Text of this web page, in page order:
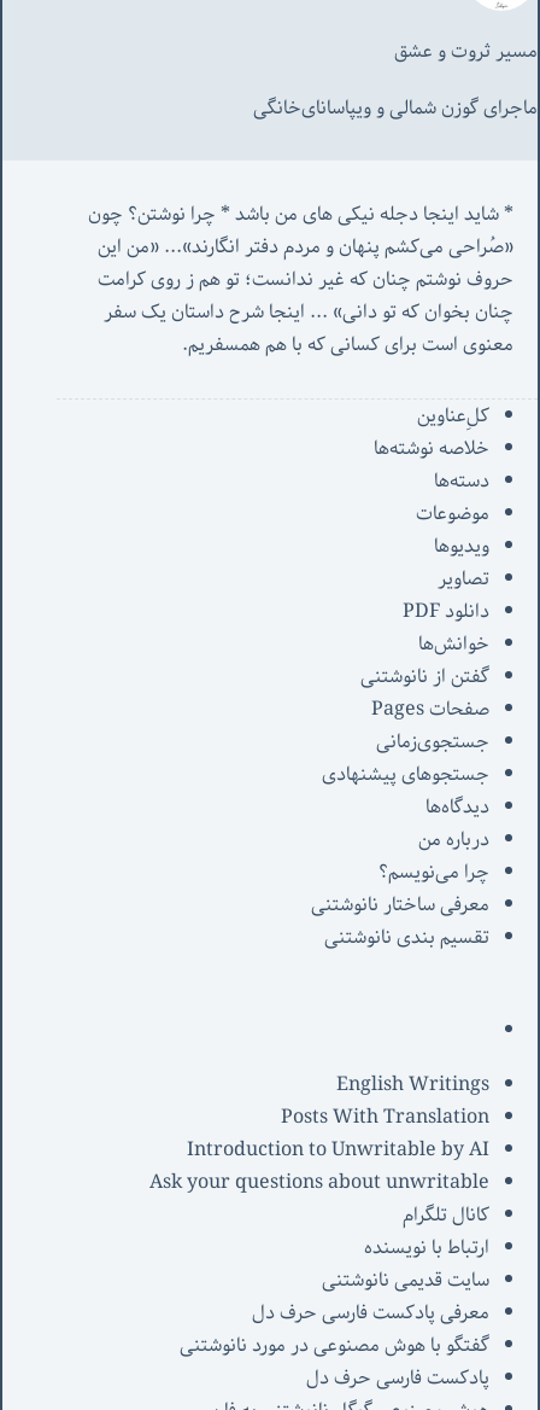
مسیر ثروت و عشق
ماجرای گوزن شمالی و‌ ویپاسانای‌خانگی
«صُراحی می‌کشم پنهان‌ و مردم‌ دفتر انگارند»... «
چنان بخوان که تو دانی» ...
معنوی است برای کسانی که با هم همسفریم.
کل‌ِعناوین
خلاصه نوشته‌ها
دسته‌ها
موضوعات
ویدیوها
تصاویر
دانلود PDF
خوانش‌ها
گفتن از نانوشتنی
صفحات Pages
جستجوی‌زمانی
جستجوهای پیشنهادی
دیدگاه‌ها
درباره من
چرا می‌نویسم؟
معرفی‌ ساختار نانوشتنی
تقسیم بندی نانوشتنی
English Writings
Posts With Translation
Introduction to Unwritable by AI
Ask your questions about unwritable
کانال تلگرام
ارتباط با نویسنده
سایت قدیمی نانوشتنی
معرفی پادکست فارسی حرف دل
گفتگو با هوش مصنوعی در مورد نانوشتنی
پادکست فارسی حرف دل